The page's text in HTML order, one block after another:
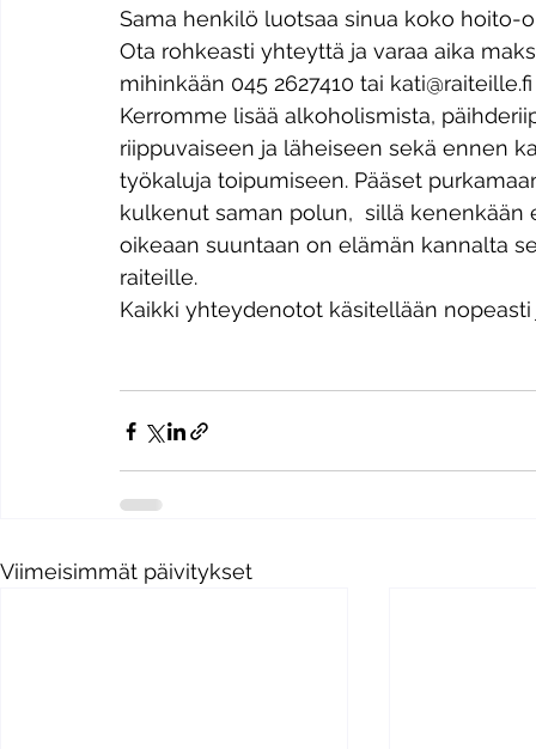
​Sama henkilö luotsaa sinua koko hoito-
Ota rohkeasti yhteyttä ja varaa aika
mihinkään 045 2627410 tai kati@raiteille.fi
Kerromme lisää alkoholismista,
riippuvaiseen ja läheiseen sekä ennen
työkaluja toipumiseen. Pääset
kulkenut saman polun,  sillä
oikeaan suuntaan on elämän kannalta
raiteille.
​Kaikki yhteydenotot käsitellään
Viimeisimmät päivitykset